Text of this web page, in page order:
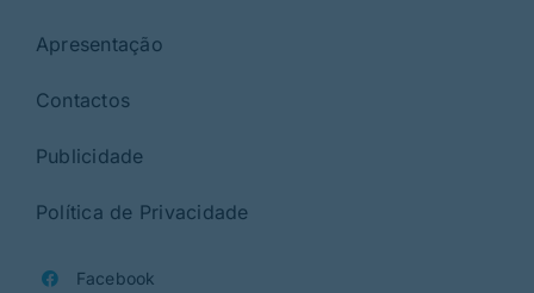
Apresentação
Contactos
Publicidade
Política de Privacidade
Facebook